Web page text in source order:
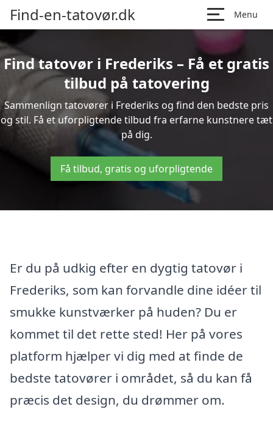
Find-en-tatovør.dk Menu
Find tatovør i Frederiks – Få et gratis
tilbud på tatovering
Sammenlign tatovører i Frederiks og find den bedste pris
og stil. Få et uforpligtende tilbud fra erfarne kunstnere tæt
på dig.
Få tilbud, gratis og uforpligtende
Er du på udkig efter en dygtig tatovør i
Frederiks, som kan forvandle dine idéer til
smukke kunstværker på huden? Du er
kommet til det rette sted! Her på vores
platform hjælper vi dig med at finde de
bedste tatovører i området, så du kan få
præcis det design, du drømmer om.